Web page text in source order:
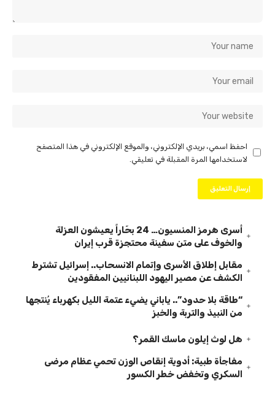
احفظ اسمي، بريدي الإلكتروني، والموقع الإلكتروني في هذا المتصفح
لاستخدامها المرة المقبلة في تعليقي.
أسرى هرمز المنسيون… 24 بحّاراً يعيشون العزلة
والخوف على متن سفينة محتجزة قرب إيران
مقابل إطلاق الأسرى وإتمام الانسحاب.. إسرائيل تشترط
الكشف عن مصير اليهود اللبنانيين المفقودين
“طاقة بلا حدود”.. ياباني يضيء عتمة الليل بكهرباء يُنتجها
من النبيذ والتربة والخبز
هل لوث إيلون ماسك القمر؟
مفاجأة طبية: أدوية إنقاص الوزن تحمي عظام مرضى
السكري وتخفض خطر الكسور